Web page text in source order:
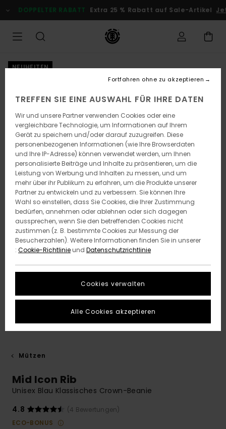
zur
Produktinformation
DOPPELTER RABATT Extra 25 % Rabatt auf Sale-Artikel
NEUHEITEN
Mützen
Mid Icon Rib
Unisex Blau Klassisches Crown-Beanie
4.8
(4 Bewertungen)
ECO-BONUS
TREFFEN SIE EINE AUSWAHL FÜR IHRE DATEN
Wir und unsere Partner verwenden Cookies oder eine
vergleichbare Technologie, um Informationen auf Ihrem
Gerät zu speichern und/oder darauf zuzugreifen. Diese
personenbezogenen Informationen (wie Ihre Browserdaten
und Ihre IP-Adresse) können verwendet werden, um Ihnen
personalisierte Beiträge und Inhalte zu präsentieren, um die
Leistung von Werbung und Inhalten zu messen, und um
mehr über ihr Publikum zu erfahren, um die Produkte unserer
Partner zu entwickeln und zu verbessern. Sie können Ihre
Wahl so einstellen, dass Sie Cookies, die Ihrer Zustimmung
bedürfen, annehmen oder ablehnen oder sich dagegen
aussprechen, wenn Sie den betreffenden Cookies nicht
zustimmen (z. B. bestimmte Cookies zur Messung der
Besucherzahlen). Weitere Informationen finden Sie in unserer
: Cookie-Richtlinieund Datenschutzrichtlinie
Cookies verwalten
Fortfahren ohne zu akzeptieren
Alle Cookies akzeptieren